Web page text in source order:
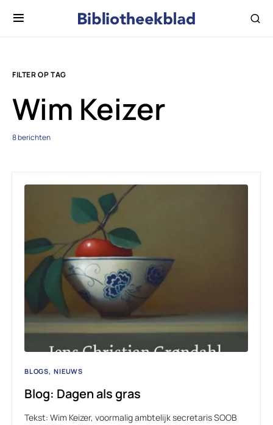
FILTER OP TAG
Wim Keizer
8 berichten
BLOGS NIEUWS
Blog: Dagen als gras
Tekst: Wim Keizer, voormalig ambtelijk secretaris SOOB